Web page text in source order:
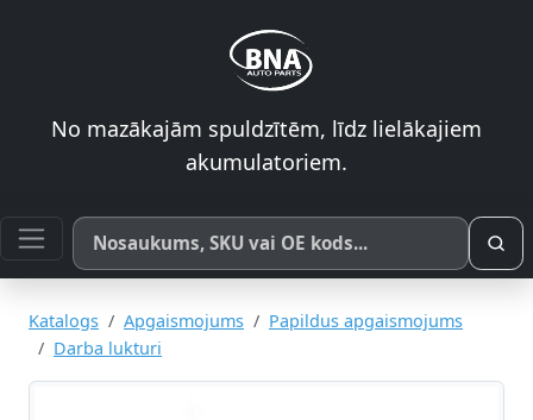
No mazākajām spuldzītēm, līdz lielākajiem
akumulatoriem.
Meklēt pēc produkta nosaukuma, SKU vai OE koda
Katalogs Apgaismojums
Papildus apgaismojums
Darba lukturi